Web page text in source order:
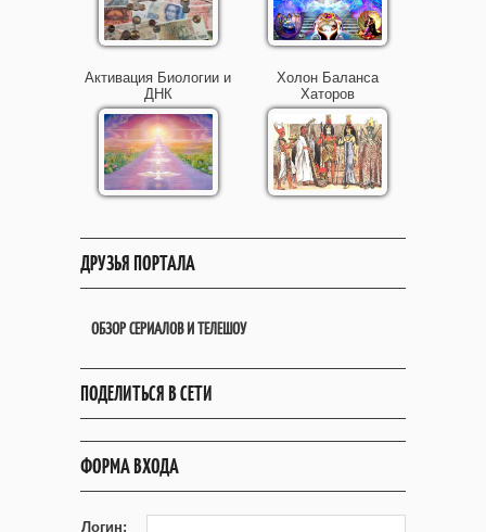
Активация Биологии и
ДНК
Холон Баланса
Хаторов
ДРУЗЬЯ ПОРТАЛА
ОБЗОР СЕРИАЛОВ И ТЕЛЕШОУ
ПОДЕЛИТЬСЯ В СЕТИ
ФОРМА ВХОДА
Логин: